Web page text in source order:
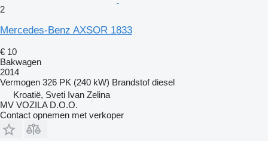
2
Mercedes-Benz AXSOR 1833
€ 10
Bakwagen
2014
Vermogen 326 PK (240 kW) Brandstof diesel
Kroatië, Sveti Ivan Zelina
MV VOZILA D.O.O.
Contact opnemen met verkoper